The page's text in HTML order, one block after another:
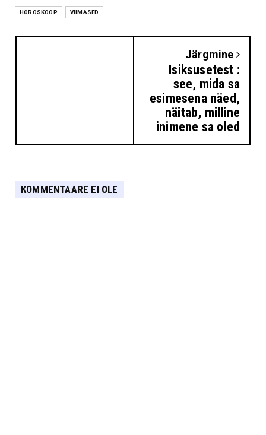
HOROSKOOP VIIMASED
Järgmine
Isiksusetest :
see, mida sa
esimesena näed,
näitab, milline
inimene sa oled
KOMMENTAARE EI OLE